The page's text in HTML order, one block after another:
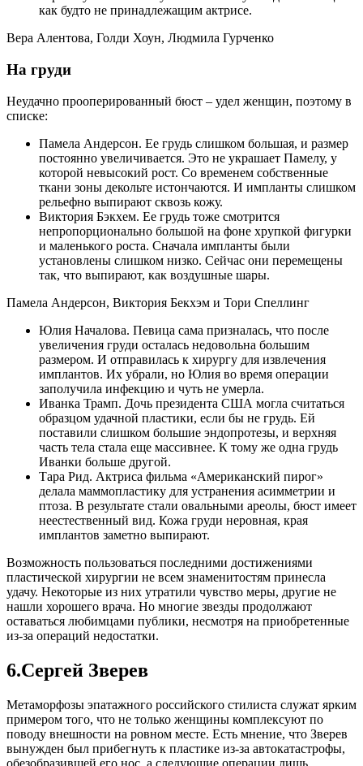
как будто не принадлежащим актрисе.
Вера Алентова, Голди Хоун, Людмила Гурченко
На груди
Неудачно прооперированный бюст – удел женщин, поэтому в
списке:
Памела Андерсон. Ее грудь слишком большая, и размер
постоянно увеличивается. Это не украшает Памелу, у
которой невысокий рост. Со временем собственные
ткани зоны декольте истончаются. И импланты слишком
рельефно выпирают сквозь кожу.
Виктория Бэкхем. Ее грудь тоже смотрится
непропорционально большой на фоне хрупкой фигурки
и маленького роста. Сначала импланты были
установлены слишком низко. Сейчас они перемещены
так, что выпирают, как воздушные шары.
Памела Андерсон, Виктория Бекхэм и Тори Спеллинг
Юлия Началова. Певица сама призналась, что после
увеличения груди осталась недовольна большим
размером. И отправилась к хирургу для извлечения
имплантов. Их убрали, но Юлия во время операции
заполучила инфекцию и чуть не умерла.
Иванка Трамп. Дочь президента США могла считаться
образцом удачной пластики, если бы не грудь. Ей
поставили слишком большие эндопротезы, и верхняя
часть тела стала еще массивнее. К тому же одна грудь
Иванки больше другой.
Тара Рид. Актриса фильма «Американский пирог»
делала маммопластику для устранения асимметрии и
птоза. В результате стали овальными ареолы, бюст имеет
неестественный вид. Кожа груди неровная, края
имплантов заметно выпирают.
Возможность пользоваться последними достижениями
пластической хирургии не всем знаменитостям принесла
удачу. Некоторые из них утратили чувство меры, другие не
нашли хорошего врача. Но многие звезды продолжают
оставаться любимцами публики, несмотря на приобретенные
из-за операций недостатки.
6.Сергей Зверев
Метаморфозы эпатажного российского стилиста служат ярким
примером того, что не только женщины комплексуют по
поводу внешности на ровном месте. Есть мнение, что Зверев
вынужден был прибегнуть к пластике из-за автокатастрофы,
обезобразившей его нос, а следующие операции лишь